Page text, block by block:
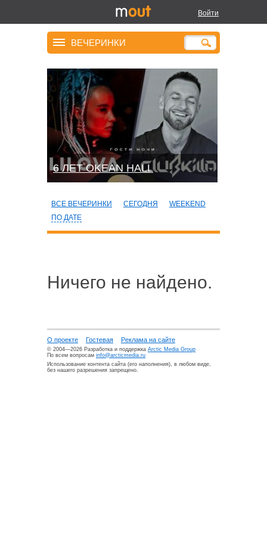
Войти
ВЕЧЕРИНКИ
6 ЛЕТ OKEAN HALL
ВСЕ ВЕЧЕРИНКИ СЕГОДНЯ
WEEKEND
ПО ДАТЕ
Ничего не найдено.
О проекте Гостевая Реклама на сайте
© 2004—2026 Разработка и поддержка Arctic Media Group
По всем вопросам info@arcticmedia.ru
Использование контента сайта (его наполнения), в любом виде,
без нашего разрешения запрещено.